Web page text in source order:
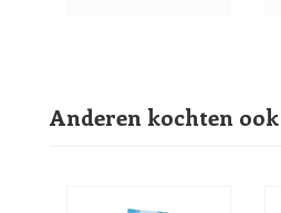
Anderen kochten ook